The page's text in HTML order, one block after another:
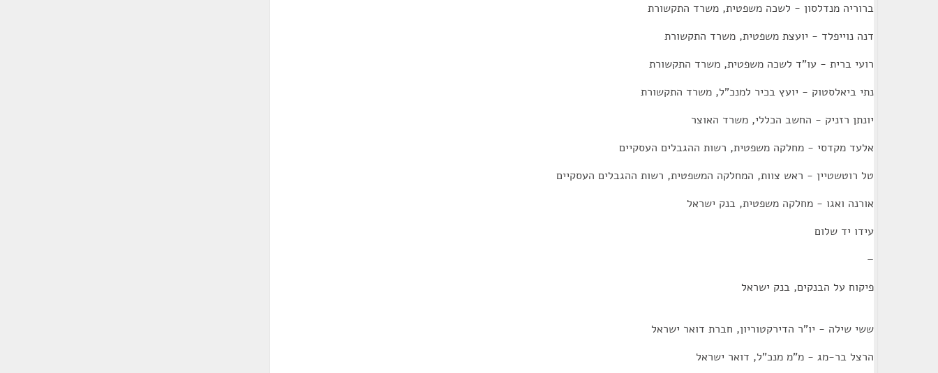
ברוריה מנדלסון - לשכה משפטית, משרד התקשורת
דנה נוייפלד - יועצת משפטית, משרד התקשורת
רועי ברית - עו"ד לשכה משפטית, משרד התקשורת
נתי ביאלסטוק - יועץ בכיר למנכ"ל, משרד התקשורת
יונתן רזניק - החשב הכללי, משרד האוצר
אלעד מקדסי - מחלקה משפטית, רשות ההגבלים העסקיים
טל רוטשטיין - ראש צוות, המחלקה המשפטית, רשות ההגבלים העסקיים
אורנה ואגו - מחלקה משפטית, בנק ישראל
עידו יד שלום
–
פיקוח על הבנקים, בנק ישראל
ששי שילה - יו"ר הדירקטוריון, חברת דואר ישראל
הרצל בר-מג - מ"מ מנכ"ל, דואר ישראל